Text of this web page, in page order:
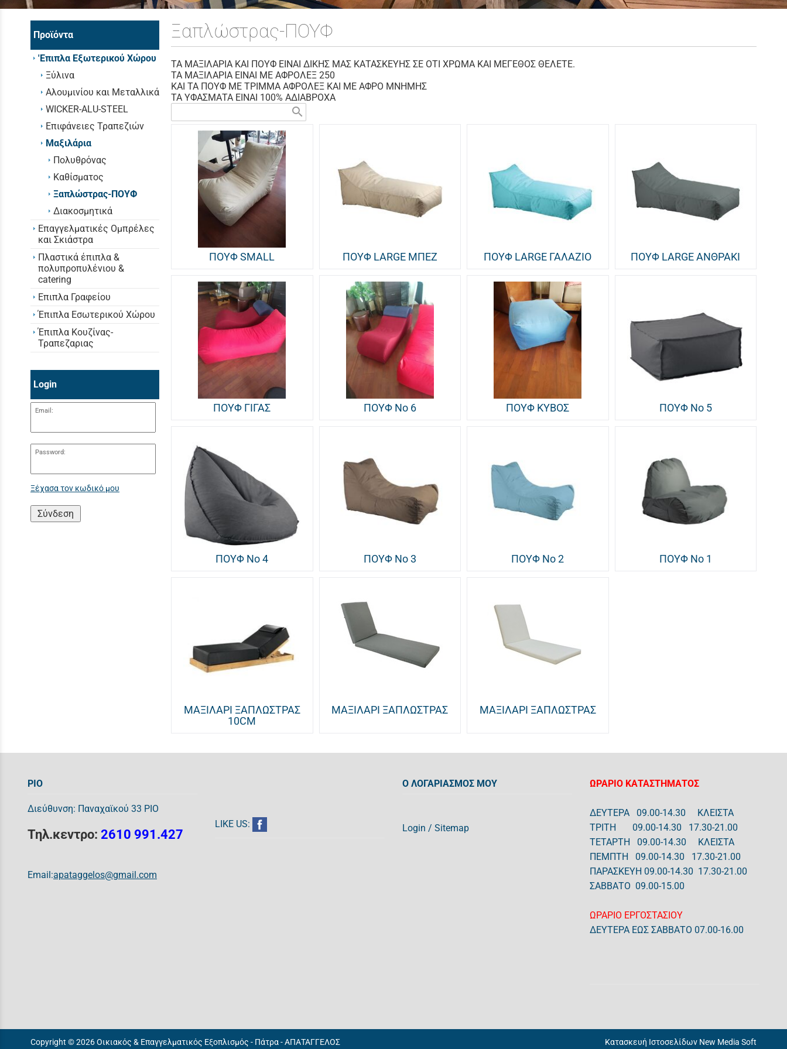
Προϊόντα
'Επιπλα Εξωτερικού Χώρου
Ξύλινα
Αλουμινίου και Μεταλλικά
WICKER-ALU-STEEL
Επιφάνειες Τραπεζιών
Μαξιλάρια
Πολυθρόνας
Καθίσματος
Ξαπλώστρας-ΠΟΥΦ
Διακοσμητικά
Επαγγελματικές Ομπρέλες
και Σκιάστρα
Πλαστικά έπιπλα &
πολυπροπυλένιου &
catering
Επιπλα Γραφείου
Έπιπλα Εσωτερικού Χώρου
Έπιπλα Κουζίνας-
Τραπεζαριας
Login
Email:
Password:
Ξέχασα τον κωδικό μου
Σύνδεση
Ξαπλώστρας-ΠΟΥΦ
ΤΑ ΜΑΞΙΛΑΡΙΑ ΚΑΙ ΠΟΥΦ ΕΙΝΑΙ ΔΙΚΗΣ ΜΑΣ ΚΑΤΑΣΚΕΥΗΣ ΣΕ ΟΤΙ ΧΡΩΜΑ ΚΑΙ ΜΕΓΕΘΟΣ ΘΕΛΕΤΕ.
ΤΑ ΜΑΞΙΛΑΡΙΑ ΕΙΝΑΙ ΜΕ ΑΦΡΟΛΕΞ 250
ΚΑΙ ΤΑ ΠΟΥΦ ΜΕ ΤΡΙΜΜΑ ΑΦΡΟΛΕΞ ΚΑΙ ΜΕ ΑΦΡΟ ΜΝΗΜΗΣ
ΤΑ ΥΦΑΣΜΑΤΑ ΕΙΝΑΙ 100% ΑΔΙΑΒΡΟΧΑ
search
ΠΟΥΦ SMALL ΠΟΥΦ LARGE ΜΠΕΖ ΠΟΥΦ LARGE ΓΑΛΑΖΙΟ ΠΟΥΦ LARGE ΑΝΘΡΑΚΙ
ΠΟΥΦ ΓΙΓΑΣ ΠΟΥΦ Νο 6 ΠΟΥΦ ΚΥΒΟΣ ΠΟΥΦ Νο 5
ΠΟΥΦ Νο 4 ΠΟΥΦ Νο 3 ΠΟΥΦ Νο 2 ΠΟΥΦ Νο 1
ΜΑΞΙΛΑΡΙ ΞΑΠΛΩΣΤΡΑΣ
10CM
ΜΑΞΙΛΑΡΙ ΞΑΠΛΩΣΤΡΑΣ ΜΑΞΙΛΑΡΙ ΞΑΠΛΩΣΤΡΑΣ
ΡΙΟ
Διεύθυνση: Παναχαϊκού 33 ΡΙΟ
Τηλ.κεντρο: 2610 991.427
Email:apataggelos@gmail.com
LIKE US:
Ο ΛΟΓΑΡΙΑΣΜΟΣ ΜΟΥ
Login / Sitemap
ΩΡΑΡΙΟ ΚΑΤΑΣΤΗΜΑΤΟΣ
ΔΕΥΤΕΡΑ 09.00-14.30 ΚΛΕΙΣΤΑ
ΤΡΙΤΗ 09.00-14.30 17.30-21.00
ΤΕΤΑΡΤΗ 09.00-14.30 ΚΛΕΙΣΤΑ
ΠΕΜΠΤΗ 09.00-14.30 17.30-21.00
ΠΑΡΑΣΚΕΥΗ 09.00-14.30 17.30-21.00
ΣΑΒΒΑΤΟ 09.00-15.00
ΩΡΑΡΙΟ ΕΡΓΟΣΤΑΣΙΟΥ
ΔΕΥΤΕΡΑ ΕΩΣ ΣΑΒΒΑΤΟ 07.00-16.00
Copyright © 2026 Οικιακός & Επαγγελματικός Εξοπλισμός - Πάτρα - ΑΠΑΤΑΓΓΕΛΟΣ Κατασκευή Ιστοσελίδων New Media Soft